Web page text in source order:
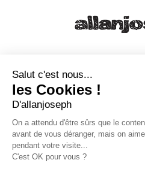
49, RUE FRANCIS
Salut c'est nous...
les Cookies !
D'allanjoseph
On a attendu d'être sûrs que le
avant de vous déranger, mais on
pendant votre visite...
C'est OK pour vous ?